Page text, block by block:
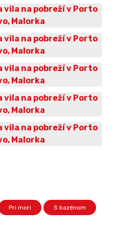
Pri mori S bazénom